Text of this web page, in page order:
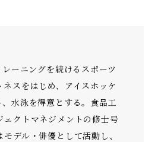
レーニングを続けるスポーツ
スをはじめ、アイスホッケ
、水泳を得意とする。食品工
ェクトマネジメントの修士号
デル・俳優として活動し、